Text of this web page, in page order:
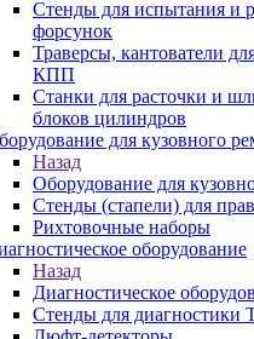
Стенды для испытания и
форсунок
Траверсы, кантователи
КПП
Станки для расточки и
блоков цилиндров
для кузовного
Назад
Оборудование для
Стенды (стапели) для
Рихтовочные наборы
оборудование
Назад
Диагностическое
Стенды для